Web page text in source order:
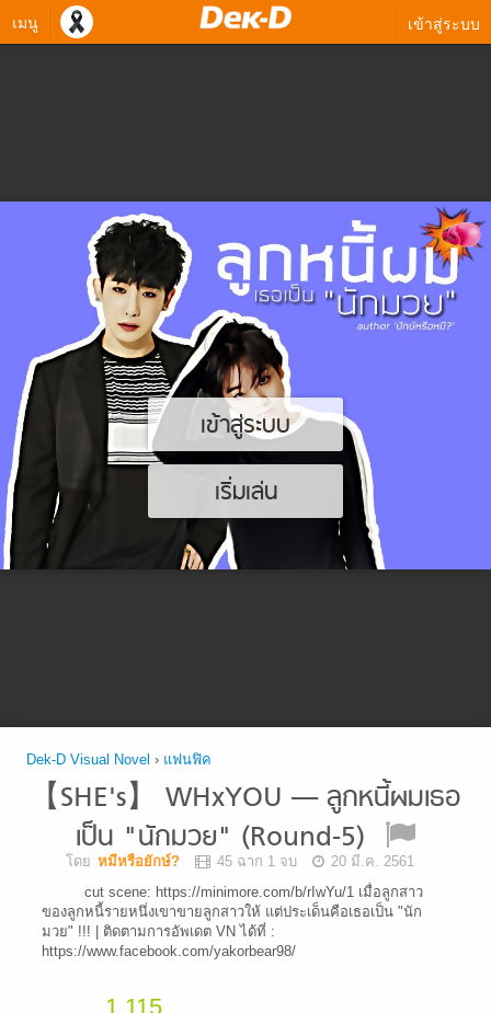
เมนู เข้าสู่ระบบ
เข้าสู่ระบบ
เริ่มเล่น
Dek-D Visual Novel › แฟนฟิค
【SHE's】 WHxYOU — ลูกหนี้ผมเธอ
เป็น "นักมวย" (Round-5)
โดย หมีหรือยักษ์? 45 ฉาก 1 จบ
20 มี.ค. 2561
cut scene: https://minimore.com/b/rIwYu/1 เมื่อลูกสาว
ของลูกหนี้รายหนึ่งเขาขายลูกสาวให้ แต่ประเด็นคือเธอเป็น "นัก
มวย" !!! | ติดตามการอัพเดต VN ได้ที่ :
https://www.facebook.com/yakorbear98/
1,115